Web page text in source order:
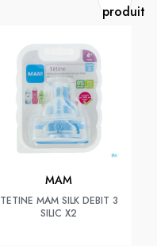
MAM
TETINE MAM SILK DEBIT 3
SILIC X2